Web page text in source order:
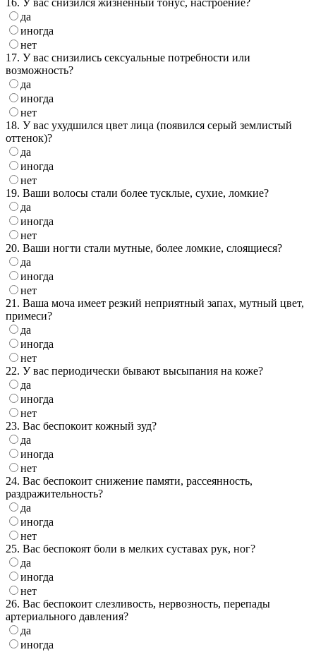
16. У вас снизился жизненный тонус, настроение?
да
иногда
нет
17. У вас снизились сексуальные потребности или
возможность?
да
иногда
нет
18. У вас ухудшился цвет лица (появился серый землистый
оттенок)?
да
иногда
нет
19. Ваши волосы стали более тусклые, сухие, ломкие?
да
иногда
нет
20. Ваши ногти стали мутные, более ломкие, слоящиеся?
да
иногда
нет
21. Ваша моча имеет резкий неприятный запах, мутный цвет,
примеси?
да
иногда
нет
22. У вас периодически бывают высыпания на коже?
да
иногда
нет
23. Вас беспокоит кожный зуд?
да
иногда
нет
24. Вас беспокоит снижение памяти, рассеянность,
раздражительность?
да
иногда
нет
25. Вас беспокоят боли в мелких суставах рук, ног?
да
иногда
нет
26. Вас беспокоит слезливость, нервозность, перепады
артериального давления?
да
иногда